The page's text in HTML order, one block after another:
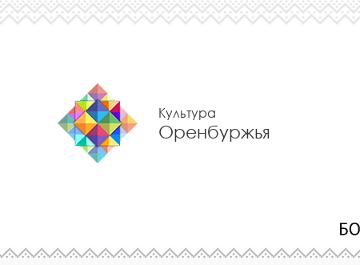
Культура
Оренбуржья